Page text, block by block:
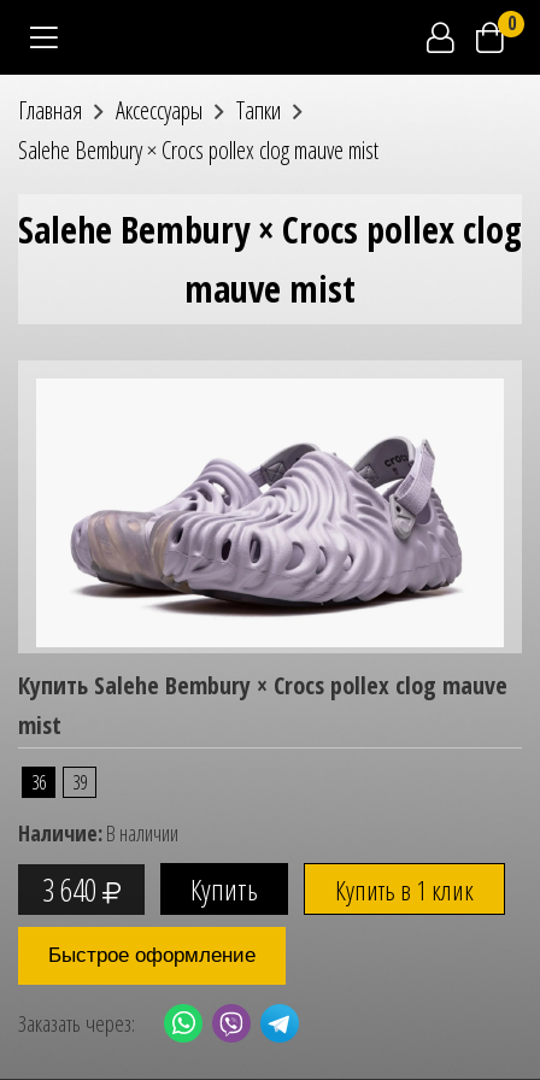
0
Главная Аксессуары
Тапки
Salehe Bembury × Crocs pollex clog mauve mist
Salehe Bembury × Crocs pollex clog
mauve mist
Купить Salehe Bembury × Crocs pollex clog mauve
mist
36 39
Наличие:В наличии
3 640 Купить в 1 клик
Быстрое оформление
Заказать через: